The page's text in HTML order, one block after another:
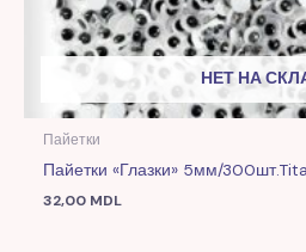
НЕТ НА
Пайетки
Пайетки «Глазки» 5мм/
32,00 MDL